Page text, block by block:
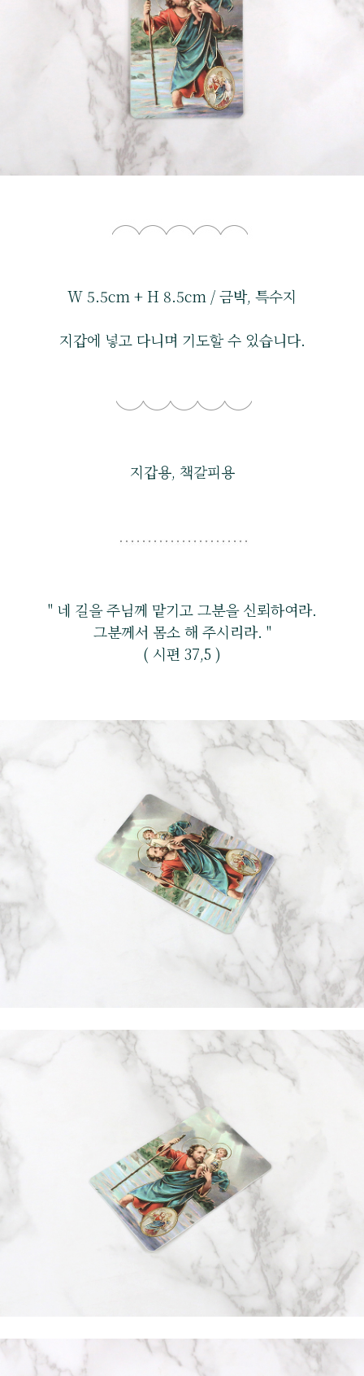
W 5.5cm + H 8.5cm / 금박, 특수지
지갑에 넣고 다니며 기도할 수 있습니다.
지갑용, 책갈피용
" 네 길을 주님께 맡기고 그분을 신뢰하여라.
그분께서 몸소 해 주시리라. "
( 시편 37,5 )